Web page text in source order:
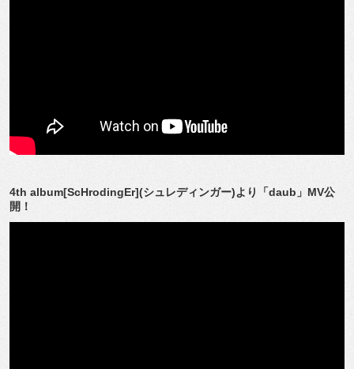
4th album[ScHrodingEr](シュレディンガー)より「daub」MV公
開！